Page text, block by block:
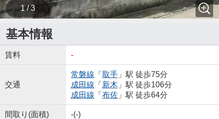
1 / 3
基本情報
賃料 -
交通
常磐線 「 取手」駅 徒歩75分
成田線 「 新木 」駅 徒歩106分
成田線 「 布佐」駅 徒歩64分
間取り(面積) -(-)